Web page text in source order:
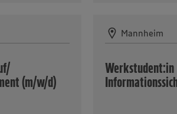
(m/w/d)
Mannheim
Werkstudent:in